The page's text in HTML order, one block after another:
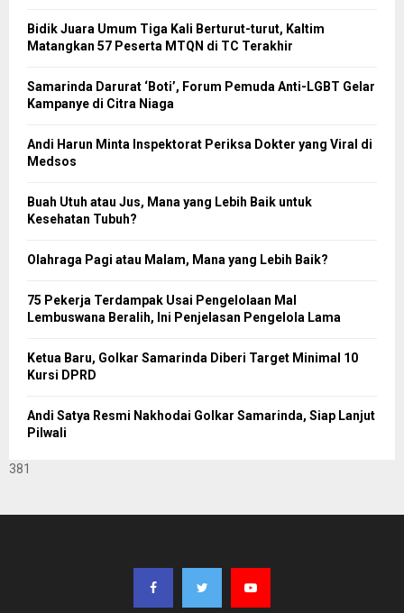
Bidik Juara Umum Tiga Kali Berturut-turut, Kaltim
Matangkan 57 Peserta MTQN di TC Terakhir
Samarinda Darurat ‘Boti’, Forum Pemuda Anti-LGBT Gelar
Kampanye di Citra Niaga
Andi Harun Minta Inspektorat Periksa Dokter yang Viral di
Medsos
Buah Utuh atau Jus, Mana yang Lebih Baik untuk
Kesehatan Tubuh?
Olahraga Pagi atau Malam, Mana yang Lebih Baik?
75 Pekerja Terdampak Usai Pengelolaan Mal
Lembuswana Beralih, Ini Penjelasan Pengelola Lama
Ketua Baru, Golkar Samarinda Diberi Target Minimal 10
Kursi DPRD
Andi Satya Resmi Nakhodai Golkar Samarinda, Siap Lanjut
Pilwali
381